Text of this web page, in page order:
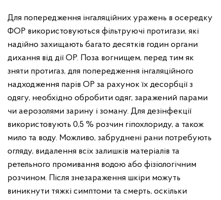
Для попередження інгаляційних уражень в осередку
ФОР використовуються фільтруючі протигази, які
надійно захищають багато десятків годин органи
дихання від дії ОР. Поза вогнищем, перед тим як
зняти протигаз, для попередження інгаляційного
надходження парів ОР за рахунок їх десорбції з
одягу, необхідно обробити одяг, заражений парами
чи аерозолями зарину і зоману. Для дезінфекції
використовують 0,5 % розчин гіпохлориду, а також
мило та воду. Можливо, забруднені рани потребують
огляду, видалення всіх залишків матеріалів та
ретельного промивання водою або фізіологічним
розчином. Після знезараження шкіри можуть
виникнути тяжкі симптоми та смерть, оскільки